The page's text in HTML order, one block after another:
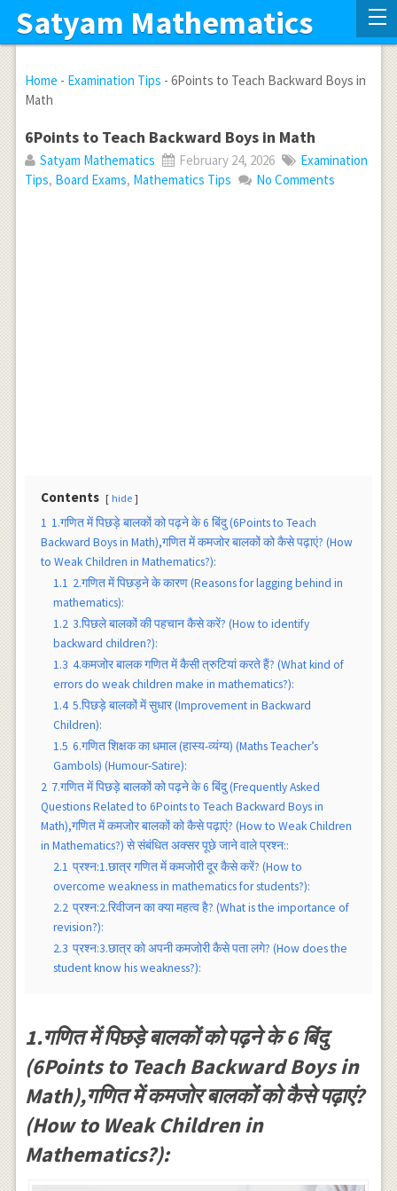
Satyam Mathematics
Home - Examination Tips - 6Points to Teach Backward Boys in
Math
6Points to Teach Backward Boys in Math
Satyam Mathematics February 24, 2026
Examination
Tips, Board Exams, Mathematics Tips No Comments
Contents hide
1 1.गणित में पिछड़े बालकों को पढ़ने के 6 बिंदु (6Points to Teach
Backward Boys in Math),गणित में कमजोर बालकों को कैसे पढ़ाएं? (How
to Weak Children in Mathematics?):
1.1 2.गणित में पिछड़ने के कारण (Reasons for lagging behind in
mathematics):
1.2 3.पिछले बालकों की पहचान कैसे करें? (How to identify
backward children?):
1.3 4.कमजोर बालक गणित में कैसी त्रुटियां करते हैं? (What kind of
errors do weak children make in mathematics?):
1.4 5.पिछड़े बालकों में सुधार (Improvement in Backward
Children):
1.5 6.गणित शिक्षक का धमाल (हास्य-व्यंग्य) (Maths Teacher’s
Gambols) (Humour-Satire):
2 7.गणित में पिछड़े बालकों को पढ़ने के 6 बिंदु (Frequently Asked
Questions Related to 6Points to Teach Backward Boys in
Math),गणित में कमजोर बालकों को कैसे पढ़ाएं? (How to Weak Children
in Mathematics?) से संबंधित अक्सर पूछे जाने वाले प्रश्न::
2.1 प्रश्न:1.छात्र गणित में कमजोरी दूर कैसे करें? (How to
overcome weakness in mathematics for students?):
2.2 प्रश्न:2.रिवीजन का क्या महत्व है? (What is the importance of
revision?):
2.3 प्रश्न:3.छात्र को अपनी कमजोरी कैसे पता लगे? (How does the
student know his weakness?):
1.गणित में पिछड़े बालकों को पढ़ने के 6 बिंदु
(6Points to Teach Backward Boys in
Math),गणित में कमजोर बालकों को कैसे पढ़ाएं?
(How to Weak Children in
Mathematics?):